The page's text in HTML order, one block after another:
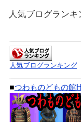
人気ブログランキ
人気ブログランキング
■つわものどもの館